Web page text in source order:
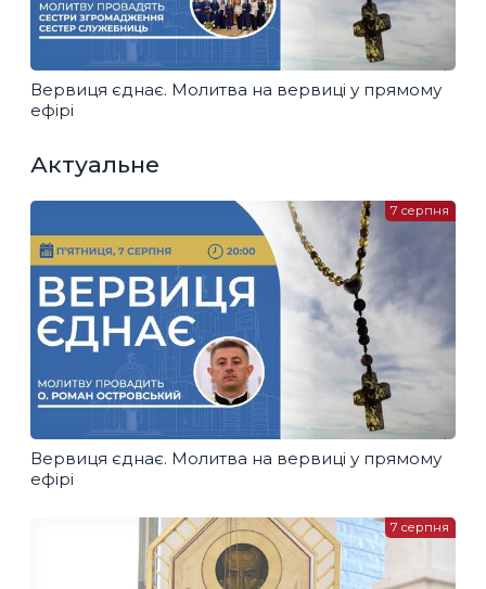
Вервиця єднає. Молитва на вервиці у прямому
ефірі
Актуальне
Вервиця єднає. Молитва на вервиці у прямому
ефірі
7 серпня
7 серпня